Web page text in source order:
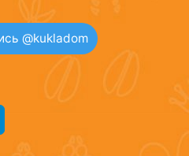
@kukladom